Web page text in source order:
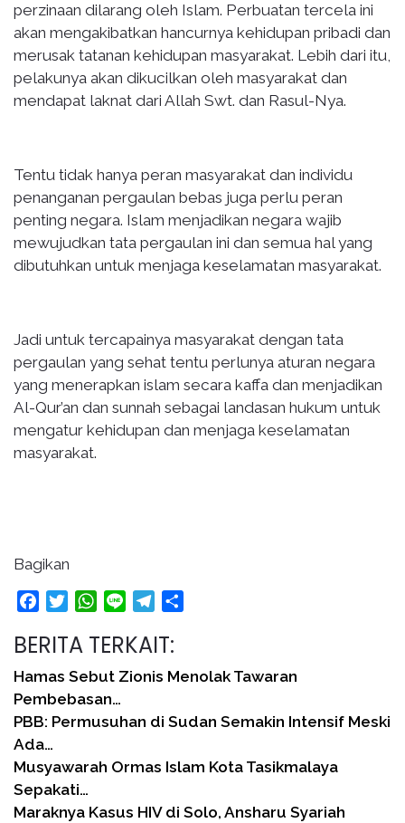
perzinaan dilarang oleh Islam. Perbuatan tercela ini
akan mengakibatkan hancurnya kehidupan pribadi dan
merusak tatanan kehidupan masyarakat. Lebih dari itu,
pelakunya akan dikucilkan oleh masyarakat dan
mendapat laknat dari Allah Swt. dan Rasul-Nya.
Tentu tidak hanya peran masyarakat dan individu
penanganan pergaulan bebas juga perlu peran
penting negara. Islam menjadikan negara wajib
mewujudkan tata pergaulan ini dan semua hal yang
dibutuhkan untuk menjaga keselamatan masyarakat.
Jadi untuk tercapainya masyarakat dengan tata
pergaulan yang sehat tentu perlunya aturan negara
yang menerapkan islam secara kaffa dan menjadikan
Al-Qur’an dan sunnah sebagai landasan hukum untuk
mengatur kehidupan dan menjaga keselamatan
masyarakat.
Bagikan
FacebookTwitterWhatsApp
Line Telegram
BERITA TERKAIT:
Hamas Sebut Zionis Menolak Tawaran
Pembebasan…
PBB: Permusuhan di Sudan Semakin Intensif Meski
Ada…
Musyawarah Ormas Islam Kota Tasikmalaya
Sepakati…
Maraknya Kasus HIV di Solo, Ansharu Syariah